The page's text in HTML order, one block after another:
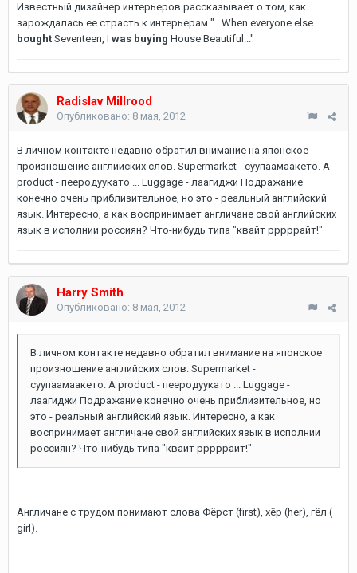
Известный дизайнер интерьеров рассказывает о том, как
зарождалась ее страсть к интерьерам "...When everyone else
bought Seventeen, I was buying House Beautiful..."
Radislav Millrood
Опубликовано: 8 мая, 2012
В личном контакте недавно обратил внимание на японское
произношение английских слов. Supermarket - суупаамаакето. А
product - пееродуукато ... Luggage - лаагиджи Подражание
конечно очень приблизительное, но это - реальный английский
язык. Интересно, а как воспринимает англичане свой английских
язык в исполнии россиян? Что-нибудь типа "квайт рррррайт!"
Harry Smith
Опубликовано: 8 мая, 2012
В личном контакте недавно обратил внимание на японское
произношение английских слов. Supermarket -
суупаамаакето. А product - пееродуукато ... Luggage -
лаагиджи Подражание конечно очень приблизительное, но
это - реальный английский язык. Интересно, а как
воспринимает англичане свой английских язык в исполнии
россиян? Что-нибудь типа "квайт рррррайт!"
Англичане с трудом понимают слова Фёрст (first), xёр (her), гёл (
girl).